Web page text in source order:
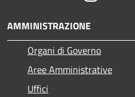
AMMINISTRAZIONE
Organi di Governo
Aree Amministrative
Uffici